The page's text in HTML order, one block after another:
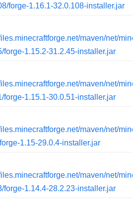
forge-1.16.1-32.0.108-installer.jar
maven/net/
forge-1.15.2-31.2.45-installer.jar
maven/net/
forge-1.15.1-30.0.51-installer.jar
maven/net/
1.15-29.0.4-installer.jar
maven/net/
forge-1.14.4-28.2.23-installer.jar